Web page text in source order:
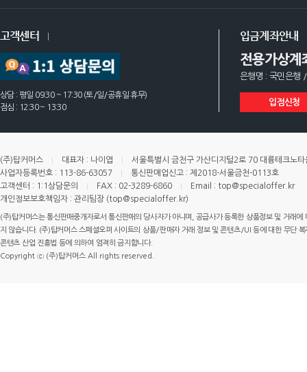
고객센터
상담 : 평일 09:30 ~ 17:30 (토/일/공휴일 휴무)
점심 : 12:30 ~ 13:30
입금계좌안내
전용가상계
은행명 : 국민은행
입점신청
(주)탑커머스 대표자 : 나이엽
서울특별시 금천구 가산디지털2로 70 대륭테크노
사업자등록번호 : 113-86-63057
통신판매업신고 : 제2018-서울금천-0113호
고객센터 : 1:1상담문의
FAX : 02-3289-6860
Email : top@specialoffer.kr
개인정보보호책임자 : 관리팀장 (top@specialoffer.kr)
(주)탑커머스는 통신판매중개자로서 통신판매의 당사자가 아니며, 공급사가 등록한 상품정보 및 거래
지 않습니다. (주)탑커머스 스페셜오퍼 사이트의 상품/판매자 거래 정보 및 콘텐츠/UI 등에 대한 무단
콘텐츠 산업 진흥법 등에 의하여 엄격히 금지합니다.
Copyright ⓒ (주)탑커머스 All rights reserved.